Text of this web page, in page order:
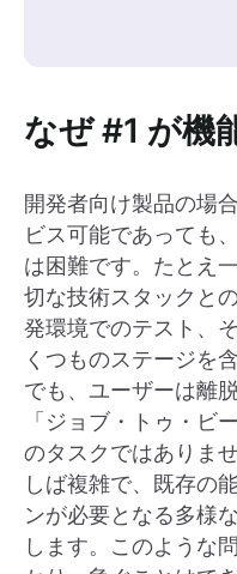
なぜ #1 が機
開発者向け製品の場
ビス可能であっても
は困難です。たとえ
切な技術スタックと
発環境でのテスト、
くつものステージを
でも、ユーザーは離
「ジョブ・トゥ・ビ
のタスクではありま
しば複雑で、既存の
ンが必要となる多様
します。このような